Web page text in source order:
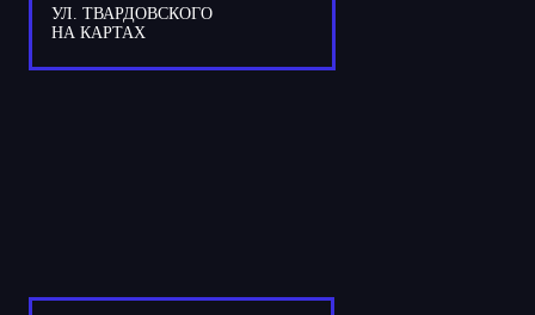
УЛ. ТВАРДОВСКОГО
НА КАРТАХ